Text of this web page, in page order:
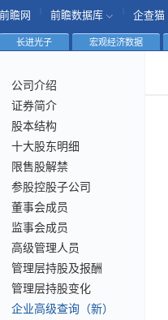
前瞻网 前瞻数据库 企查猫
长进光子 宏观经济数据
公司介绍
证券简介
股本结构
十大股东明细
限售股解禁
参股控股子公司
董事会成员
监事会成员
高级管理人员
管理层持股及报酬
管理层持股变化
企业高级查询（新）